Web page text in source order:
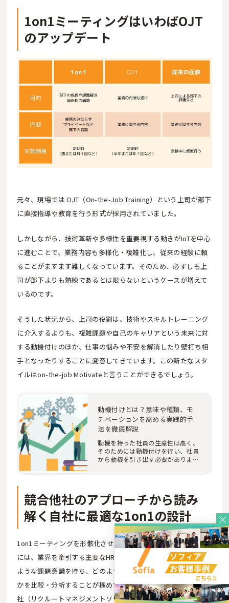
1on1ミーティングはいわばOJT
のアップデート
元々、現場では OJT（On-the-Job Training）という上司が部下
に直接指導や教育を行う形式が採用されていました。
しかしながら、技術革新や多様性を重要視する動きがIoTを中心
に進むことで、業務内容も多様化・複雑化し、従来の経験に頼
ることがますます難しくなっています。そのため、必ずしも上
司が部下よりも熟練であるとは限らないというケースが増えて
いるのです。
そうした状況から、上司の役割は、技術やスキルトレーニング
に介入するよりも、複雑課題や自己のキャリアという未来に対
する動機付けのほか、仕事の悩みや不安を解消したり壁打ち相
手となったりすることに変容してきています。この新たなスタ
イルはon-the-job Motivateと言うことができるでしょう。
動機付けとは？意味や種類、モ
チベーションを高める実践的手
法を徹底解説
動機を持った社員の生産性は高く、
そのためには動機付けを行い、社員
から動機を引き出す必要がありま
競合他社のアプローチから読み
解く自社に最適な1on1の設計
1on1ミーティングを形骸化させず、組織の力へと変換するため
には、業界を牽引する主要なHRソリューション提供企業がどの
ような課題意識を持ち、どのようなアプローチを提唱している
かを比較・分析することが極めて有用です。以下に、代表的な3
社（リクルートマネジメントソリューションズ、マネーフォワ